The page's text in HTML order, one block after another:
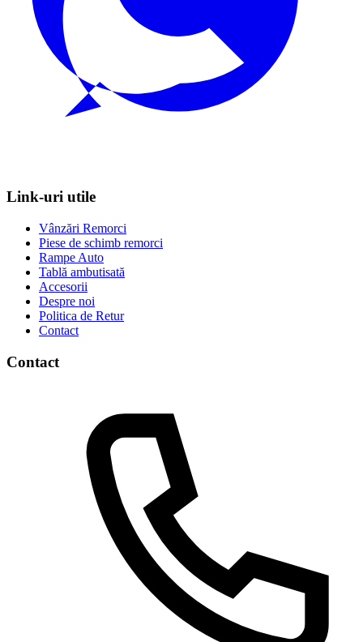
Link-uri utile
Vânzări Remorci
Piese de schimb remorci
Rampe Auto
Tablă ambutisată
Accesorii
Despre noi
Politica de Retur
Contact
Contact